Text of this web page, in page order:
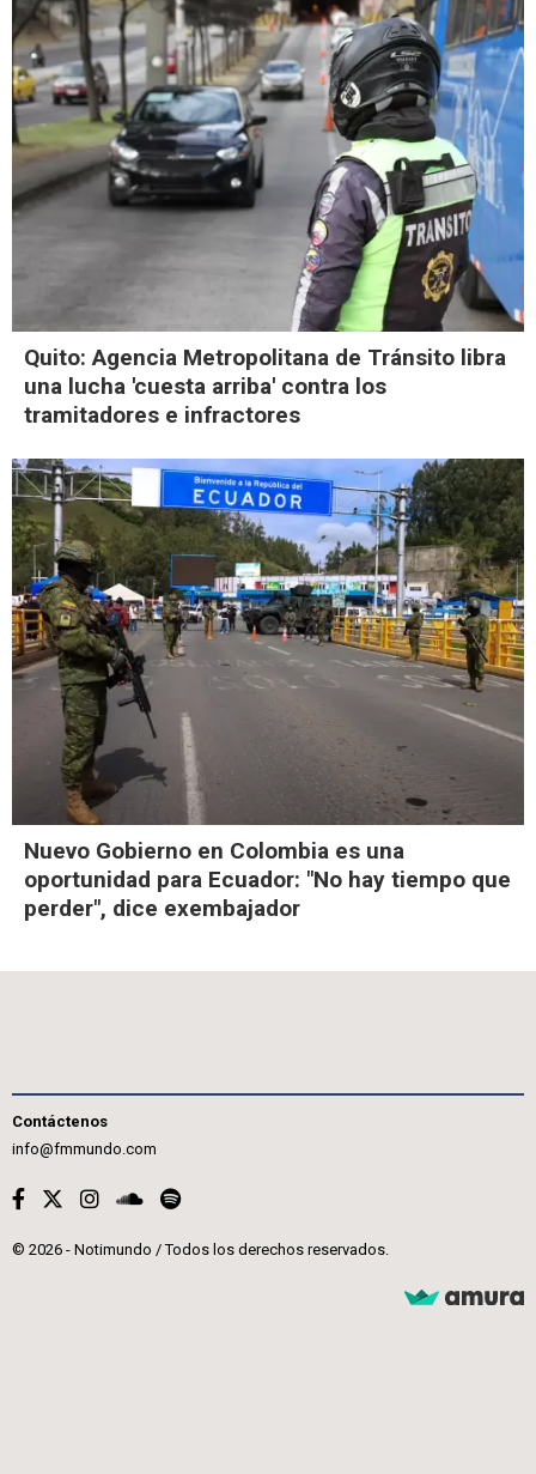
Quito: Agencia Metropolitana de Tránsito libra
una lucha 'cuesta arriba' contra los
tramitadores e infractores
Nuevo Gobierno en Colombia es una
oportunidad para Ecuador: "No hay tiempo que
perder", dice exembajador
Contáctenos
info@fmmundo.com
© 2026 - Notimundo / Todos los derechos reservados.